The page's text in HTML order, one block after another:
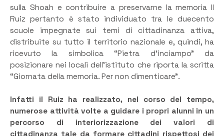
sulla Shoah e contribuire a preservarne la memoria Il
Ruiz pertanto è stato individuato tra le duecento
scuole impegnate sui temi di cittadinanza attiva,
distribuite su tutto il territorio nazionale e, quindi, ha
ricevuto la simbolica “Pietra d’inciampo” da
posizionare nei locali dell’istituto che riporta la scritta
“Giornata della memoria. Per non dimenticare”.
Infatti il Ruiz ha realizzato, nel corso del tempo,
numerose attività volte a guidare i propri alunni in un
percorso di interiorizzazione dei valori di